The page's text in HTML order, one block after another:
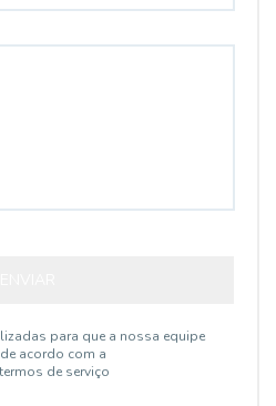
para que a nossa equipe
acordo com a
de serviço